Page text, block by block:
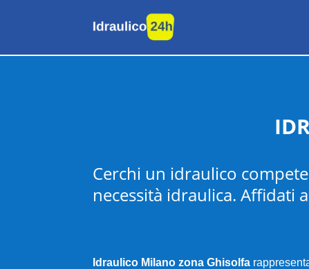
Cerchi un idraulico
necessità idraulica. Affidati
Idraulico Milano zona Ghisolfa